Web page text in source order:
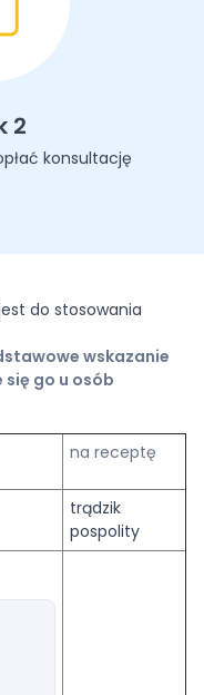
2
konsultację
do stosowania
wskazanie
go u osób
na receptę
trądzik
pospolity